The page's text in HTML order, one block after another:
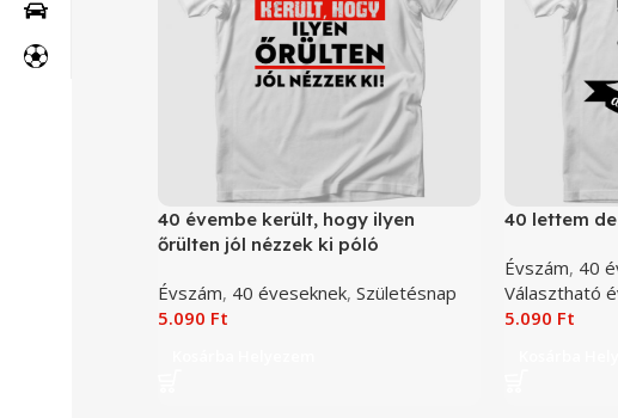
40 évembe került, hogy ilyen
őrülten jól nézzek ki póló
Évszám, 40 éveseknek, Születésnap
5.090 Ft
40 lettem
Évszám, 40
Választható
5.090 Ft